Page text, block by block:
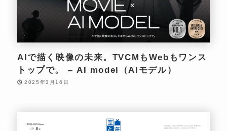
AIで描く映像の未来。TVCMもWebもワンス
トップで。 – AI model（AIモデル）
2025年3月16日